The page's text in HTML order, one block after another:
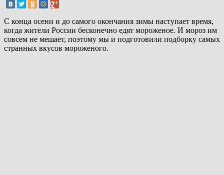
С конца осени и до самого окончания зимы наступает время,
когда жители России бесконечно едят мороженое. И мороз им
совсем не мешает, поэтому мы и подготовили подборку самых
странных вкусов мороженого.